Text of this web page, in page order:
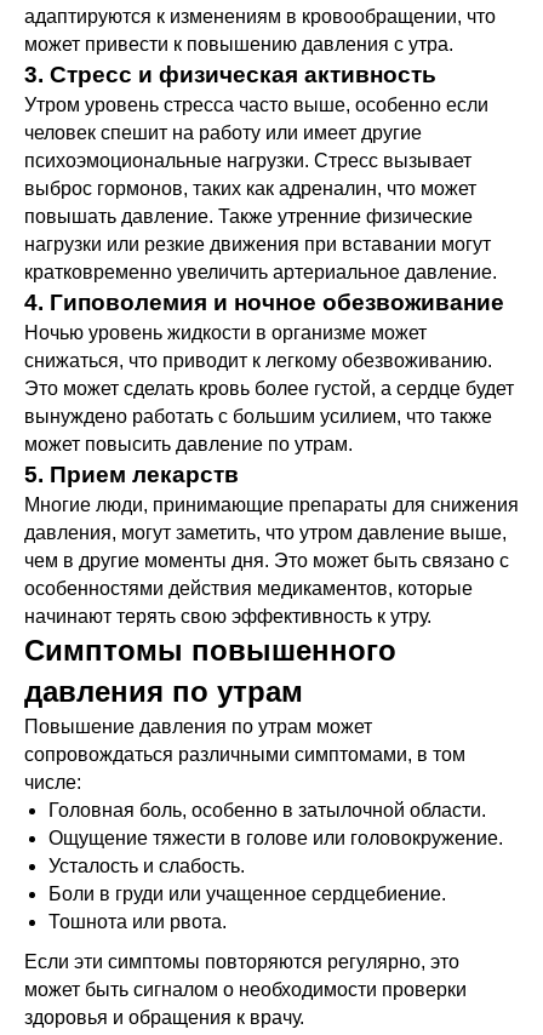
адаптируются к изменениям в кровообращении, что
может привести к повышению давления с утра.
3. Стресс и физическая активность
Утром уровень стресса часто выше, особенно если
человек спешит на работу или имеет другие
психоэмоциональные нагрузки. Стресс вызывает
выброс гормонов, таких как адреналин, что может
повышать давление. Также утренние физические
нагрузки или резкие движения при вставании могут
кратковременно увеличить артериальное давление.
4. Гиповолемия и ночное обезвоживание
Ночью уровень жидкости в организме может
снижаться, что приводит к легкому обезвоживанию.
Это может сделать кровь более густой, а сердце будет
вынуждено работать с большим усилием, что также
может повысить давление по утрам.
5. Прием лекарств
Многие люди, принимающие препараты для снижения
давления, могут заметить, что утром давление выше,
чем в другие моменты дня. Это может быть связано с
особенностями действия медикаментов, которые
начинают терять свою эффективность к утру.
Симптомы повышенного
давления по утрам
Повышение давления по утрам может
сопровождаться различными симптомами, в том
числе:
Головная боль, особенно в затылочной области.
Ощущение тяжести в голове или головокружение.
Усталость и слабость.
Боли в груди или учащенное сердцебиение.
Тошнота или рвота.
Если эти симптомы повторяются регулярно, это
может быть сигналом о необходимости проверки
здоровья и обращения к врачу.